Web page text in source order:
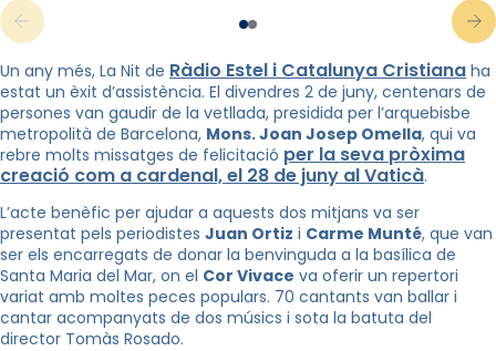
Un any més, La Nit de Ràdio Estel i Catalunya Cristiana ha
estat un èxit d’assistència. El divendres 2 de juny, centenars de
persones van gaudir de la vetllada, presidida per l’arquebisbe
metropolità de Barcelona, Mons. Joan Josep Omella, qui va
rebre molts missatges de felicitació per la seva pròxima
creació com a cardenal, el 28 de juny al Vaticà.
L’acte benèfic per ajudar a aquests dos mitjans va ser
presentat pels periodistes Juan Ortiz i Carme Munté, que van
ser els encarregats de donar la benvinguda a la basílica de
Santa Maria del Mar, on el Cor Vivace va oferir un repertori
variat amb moltes peces populars. 70 cantants van ballar i
cantar acompanyats de dos músics i sota la batuta del
director Tomàs Rosado.